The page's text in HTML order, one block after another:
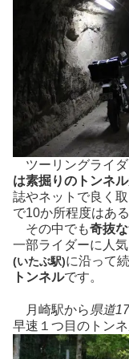
ツーリングライダ
は素掘りのトンネ
誌やネットで良く
で10か所程度はあ
その中でも奇抜
一部ライダーに人気
(いたぶ駅)に沿って続
トンネルです。
月崎駅から 県道
早速１つ目のトン